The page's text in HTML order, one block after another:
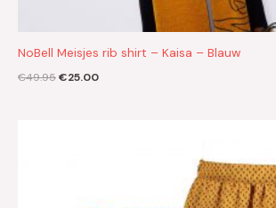
NoBell Meisjes rib shirt – Kaisa – Blauw
€49.95€25.00